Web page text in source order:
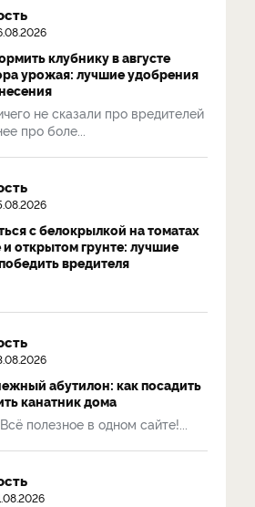
клубнику в августе
урожая: лучшие удобрения
не сказали про вредителей
про боле...
с белокрылкой на томатах
и открытом грунте: лучшие
вредителя
абутилон: как посадить
канатник дома
полезное в одном сайте!...